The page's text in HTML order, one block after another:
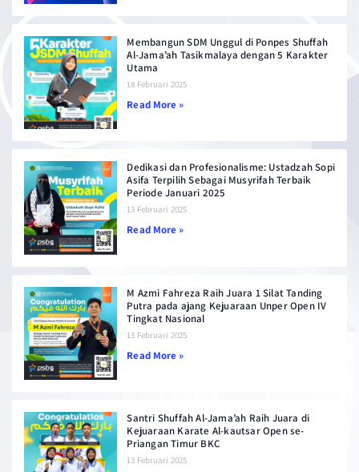
Membangun SDM Unggul di Ponpes Shuffah
Al-Jama’ah Tasikmalaya dengan 5 Karakter
Utama
18 Februari 2025
Read More »
Dedikasi dan Profesionalisme: Ustadzah Sopi
Asifa Terpilih Sebagai Musyrifah Terbaik
Periode Januari 2025
13 Februari 2025
Read More »
M Azmi Fahreza Raih Juara 1 Silat Tanding
Putra pada ajang Kejuaraan Unper Open IV
Tingkat Nasional
13 Februari 2025
Read More »
Santri Shuffah Al-Jama’ah Raih Juara di
Kejuaraan Karate Al-kautsar Open se-
Priangan Timur BKC
13 Februari 2025